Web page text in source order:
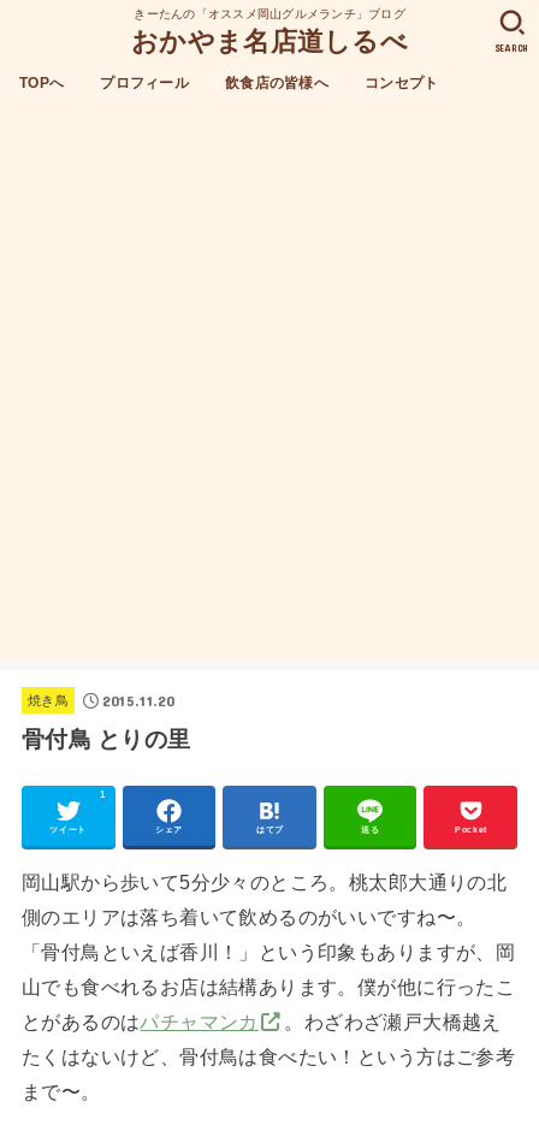
きーたんの「オススメ岡山グルメランチ」ブログ
おかやま名店道しるべ
TOPへ プロフィール 飲食店の皆様へ コンセプト
SEARCH
焼き鳥 2015.11.20
骨付鳥 とりの里
ツイート
1
シェア はてブ 送る Pocket
岡山駅から歩いて5分少々のところ。桃太郎大通りの北
側のエリアは落ち着いて飲めるのがいいですね〜。
「骨付鳥といえば香川！」という印象もありますが、岡
山でも食べれるお店は結構あります。僕が他に行ったこ
とがあるのはパチャマンカ
。わざわざ瀬戸大橋越え
たくはないけど、骨付鳥は食べたい！という方はご参考
まで〜。